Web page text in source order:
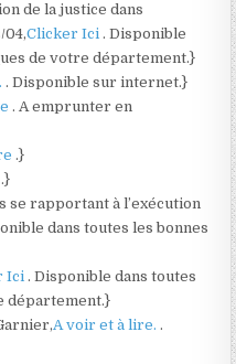
de la justice dans
04,Clicker Ici. Disponible
de votre département.}
. Disponible sur internet.}
. A emprunter en
.}
.}
se rapportant à l’exécution
dans toutes les bonnes
Ici. Disponible dans toutes
département.}
A voir et à lire..